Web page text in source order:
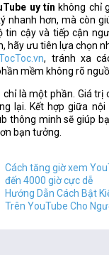
uy tín không chỉ
nhanh hơn, mà còn
tin cậy và tiếp cận
hãy ưu tiên lựa chọn
, tránh xa
mềm không rõ
chỉ là một phần. Giá trị
lại. Kết hợp giữa
thông minh sẽ giúp
bạn tưởng.
Cách tăng giờ xem
đến 4000 giờ cực dễ
Hướng Dẫn Cách Bật
Trên YouTube Cho